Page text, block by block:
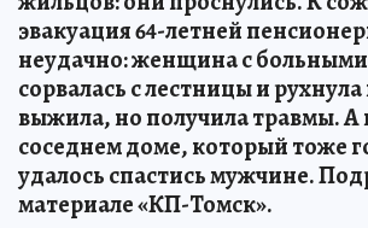
эвакуация 64-летней
неудачно: женщина с
сорвалась с лестницы и
выжила, но получила травмы. А
соседнем доме, который тоже
удалось спастись мужчине.
материале «КП-Томск».